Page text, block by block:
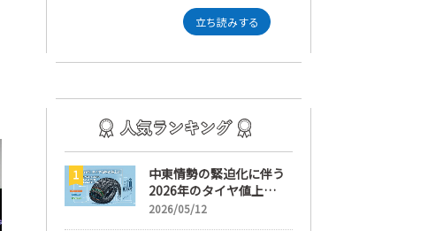
立ち読みする
中東情勢の緊迫化に伴う
2026年のタイヤ値上
げ！ 値上げ実施1ヶ月前
2026/05/12